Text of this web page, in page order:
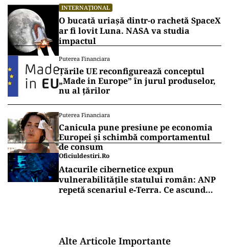
INTERNAȚIONAL
O bucată uriașă dintr-o rachetă SpaceX
ar fi lovit Luna. NASA va studia
impactul
Puterea Financiara
Țările UE reconfigurează conceptul
„Made in Europe” în jurul produselor,
nu al țărilor
Puterea Financiara
Canicula pune presiune pe economia
Europei și schimbă comportamentul
de consum
Oficiuldestiri.ro
Atacurile cibernetice expun
vulnerabilitățile statului român: ANP
repetă scenariul e‑Terra. Ce ascund
Alte Articole Importante